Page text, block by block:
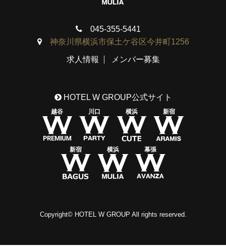
045-355-5441
神奈川県横浜市保土ケ谷区今井町1256
求人情報 メンバー募集
HOTEL W GROUP公式サイト
越谷 川口 横浜 新宿
新宿 横浜 幕張
Copyright© HOTEL W GROUP All rights reserved.